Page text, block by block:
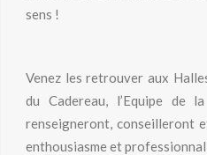
sens !
Venez les retrouver aux
du Cadereau, l’Equipe de
renseigneront, conseilleront
enthousiasme et